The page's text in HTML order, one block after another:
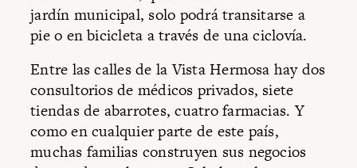
jardín municipal, solo podrá transitarse a
pie o en bicicleta a través de una ciclovía.
Entre las calles de la Vista Hermosa hay dos
consultorios de médicos privados, siete
tiendas de abarrotes, cuatro farmacias. Y
como en cualquier parte de este país,
muchas familias construyen sus negocios